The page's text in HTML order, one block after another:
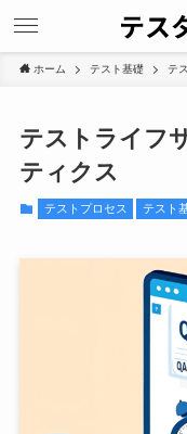
ホーム テスト基礎 テ
テストライフ
ティクス
テストプロセス テスト